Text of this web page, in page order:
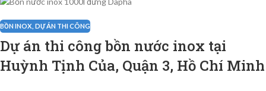
BỒN INOX DỰ ÁN THI CÔNG
Dự án thi công bồn nước inox tại
Huỳnh Tịnh Của, Quận 3, Hồ Chí Minh